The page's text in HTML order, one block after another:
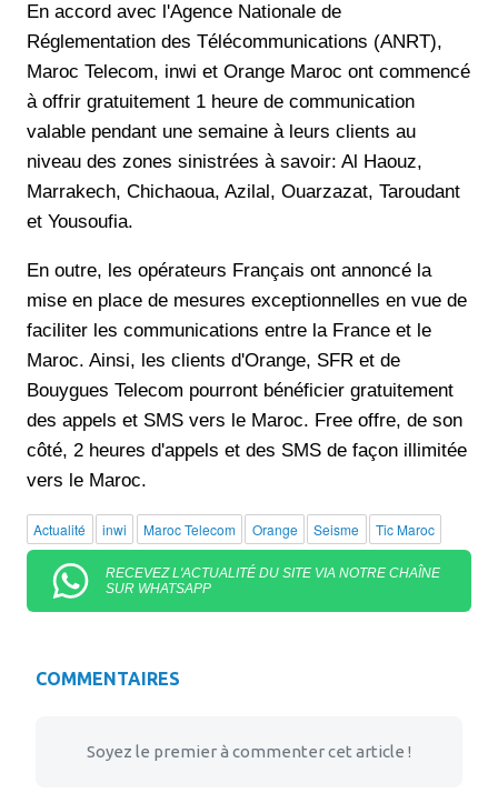
En accord avec l'Agence Nationale de
Réglementation des Télécommunications (ANRT),
Maroc Telecom, inwi et Orange Maroc ont commencé
à offrir gratuitement 1 heure de communication
valable pendant une semaine à leurs clients au
niveau des zones sinistrées à savoir: Al Haouz,
Marrakech, Chichaoua, Azilal, Ouarzazat, Taroudant
et Yousoufia.
En outre, les opérateurs Français ont annoncé la
mise en place de mesures exceptionnelles en vue de
faciliter les communications entre la France et le
Maroc. Ainsi, les clients d'Orange, SFR et de
Bouygues Telecom pourront bénéficier gratuitement
des appels et SMS vers le Maroc. Free offre, de son
côté, 2 heures d'appels et des SMS de façon illimitée
vers le Maroc.
Actualité inwi Maroc Telecom Orange Seisme Tic Maroc
RECEVEZ L'ACTUALITÉ DU SITE VIA NOTRE CHAÎNE
SUR WHATSAPP
COMMENTAIRES
Soyez le premier à commenter cet article !